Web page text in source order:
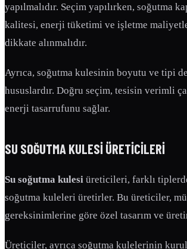
yapılmalıdır. Seçim yapılırken, soğutma
kalitesi, enerji tüketimi ve işletme
dikkate alınmalıdır.
Ayrıca, soğutma kulesinin boyutu ve tipi
hususlardır. Doğru seçim, tesisin verimli
enerji tasarrufunu sağlar.
SU SOĞUTMA KULESIÜRETICILERI
Su soğutma kulesi üreticileri, farklı
soğutma kuleleri üretirler. Bu üreticiler,
gereksinimlerine göre özel tasarım ve
Üreticiler, ayrıca soğutma kulelerinin